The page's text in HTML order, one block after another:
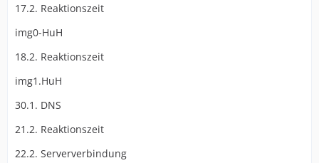
17.2. Reaktionszeit
img0-HuH
18.2. Reaktionszeit
img1.HuH
30.1. DNS
21.2. Reaktionszeit
22.2. Serververbindung